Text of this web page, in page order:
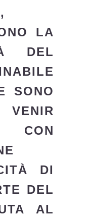
LA
DEL
SONO
VENIR
DI
DEL
AL